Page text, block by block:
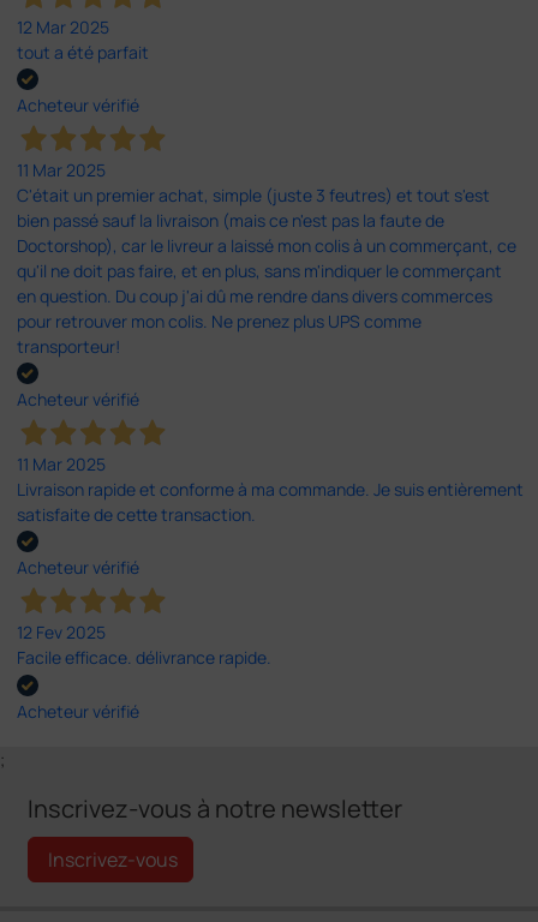
12 Mar 2025
tout a été parfait
Acheteur vérifié
11 Mar 2025
C'était un premier achat, simple (juste 3 feutres) et tout s'est
bien passé sauf la livraison (mais ce n'est pas la faute de
Doctorshop), car le livreur a laissé mon colis à un commerçant, ce
qu'il ne doit pas faire, et en plus, sans m'indiquer le commerçant
en question. Du coup j'ai dû me rendre dans divers commerces
pour retrouver mon colis. Ne prenez plus UPS comme
transporteur!
Acheteur vérifié
11 Mar 2025
Livraison rapide et conforme à ma commande. Je suis entièrement
satisfaite de cette transaction.
Acheteur vérifié
12 Fev 2025
Facile efficace. délivrance rapide.
Acheteur vérifié
;
Inscrivez-vous à notre newsletter
Inscrivez-vous